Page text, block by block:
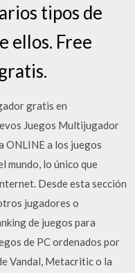
tipos de
ellos. Free
gratis en
Juegos Multijugador
ONLINE a los juegos
mundo, lo único que
Desde esta sección
jugadores o
de juegos para
de PC ordenados por
Vandal, Metacritic o la